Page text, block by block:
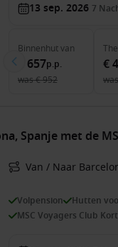
13 sep. 2026 7
Binnenhutvan
€ 657p.p.
was€ 952
€
Spanje met de
Van / Naar
Volpension
Hutten
MSC Voyagers Club